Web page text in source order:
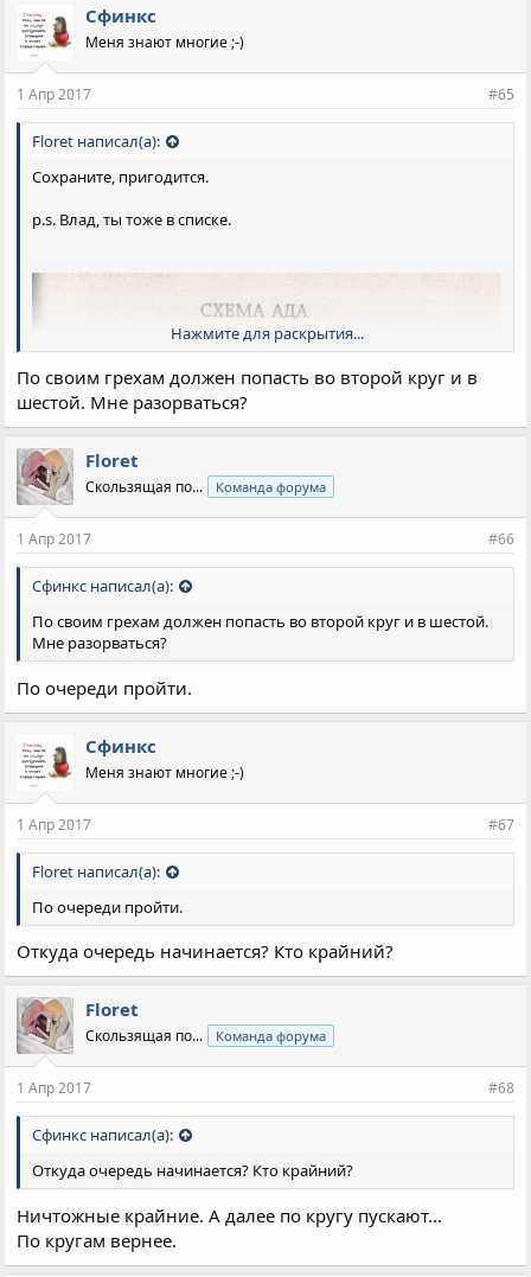
а
т
и
:
Сфинкс
Меня знают многие ;-)
1 Апр 2017 #65
Floret написал(а):
Сохраните, пригодится.
p.s. Влад, ты тоже в списке.
Нажмите для раскрытия...
По своим грехам должен попасть во второй круг и в
шестой. Мне разорваться?
Floret
Скользящая по... Команда форума
1 Апр 2017 #66
Сфинкс написал(а):
По своим грехам должен попасть во второй круг и в шестой.
Мне разорваться?
По очереди пройти.
Сфинкс
Меня знают многие ;-)
1 Апр 2017 #67
Floret написал(а):
По очереди пройти.
Откуда очередь начинается? Кто крайний?
Floret
Скользящая по... Команда форума
1 Апр 2017 #68
Сфинкс написал(а):
Откуда очередь начинается? Кто крайний?
Ничтожные крайние. А далее по кругу пускают...
По кругам вернее.